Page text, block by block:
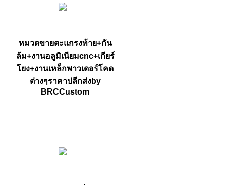
หมวดขายตะแกรงท้าย+กัน
ล้ม+งานอลูมิเนียมcnc+เกียร์
โยง+งานเหล็กพาวเดอร์โคด
ต่างๆราคาปลีกส่งby
BRCCustom